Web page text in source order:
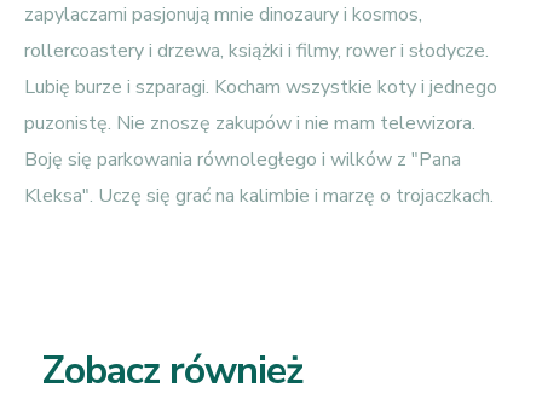
zapylaczami pasjonują mnie dinozaury i kosmos,
rollercoastery i drzewa, książki i filmy, rower i słodycze.
Lubię burze i szparagi. Kocham wszystkie koty i jednego
puzonistę. Nie znoszę zakupów i nie mam telewizora.
Boję się parkowania równoległego i wilków z "Pana
Kleksa". Uczę się grać na kalimbie i marzę o trojaczkach.
Zobacz również